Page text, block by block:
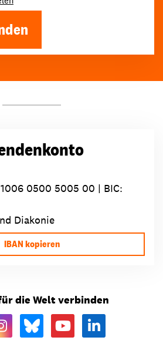
1006 0500 5005 00 | BIC:
Diakonie
IBAN kopieren
die Welt verbinden